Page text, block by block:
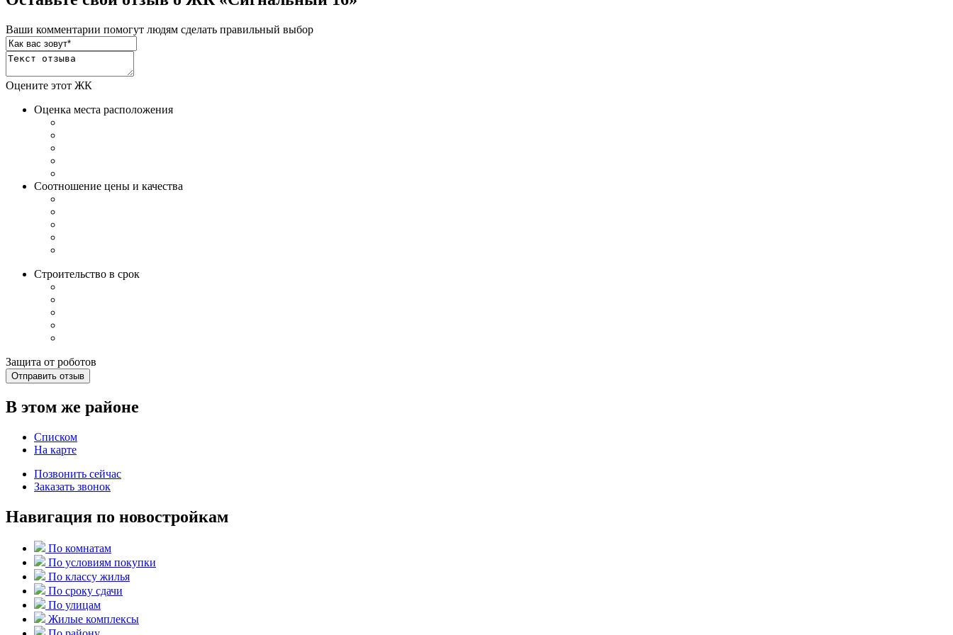
Ваши комментарии помогут людям сделать правильный выбор
Оцените этот ЖК
Оценка места расположения
Соотношение цены и качества
Строительство в срок
Защита от роботов
Отправить отзыв
В этом же районе
Списком
На карте
Позвонить сейчас
Заказать звонок
Навигация по новостройкам
По комнатам
По условиям покупки
По классу жилья
По сроку сдачи
По улицам
Жилые комплексы